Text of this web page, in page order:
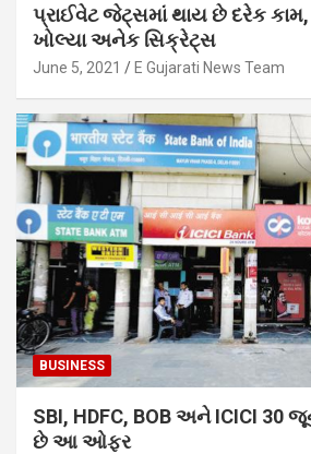
પ્રાઈવેટ જેટ્સમાં થાય છે દરેક
ખોલ્યા અનેક સિક્રેટ્સ
June 5, 2021 E Gujarati News Team
BUSINESS
SBI, HDFC, BOB અને ICICI 30
છે આ ઓફર